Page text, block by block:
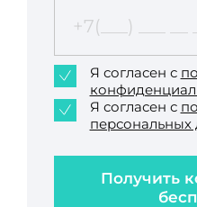
Получить
Я согласен с
Я согласен с
персональных